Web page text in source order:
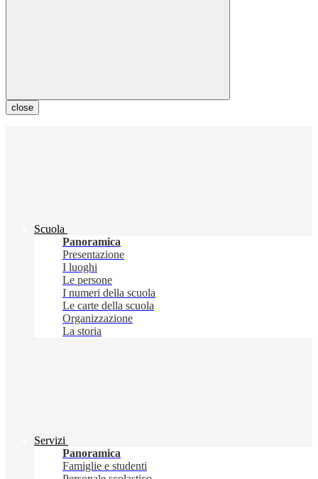
close
Scuola
Panoramica
Presentazione
I luoghi
Le persone
I numeri della scuola
Le carte della scuola
Organizzazione
La storia
Servizi
Panoramica
Famiglie e studenti